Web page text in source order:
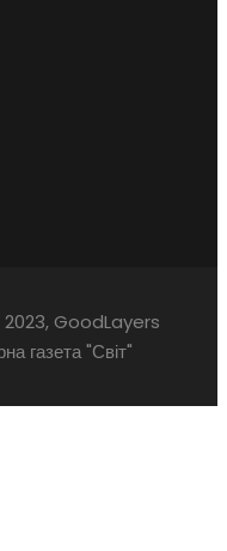
GoodLayers
газета "Світ"